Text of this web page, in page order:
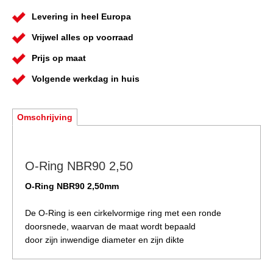
Levering in heel Europa
Vrijwel alles op voorraad
Prijs op maat
Volgende werkdag in huis
Omschrijving
O-Ring NBR90 2,50
O-Ring NBR90 2,50mm
De O-Ring is een cirkelvormige ring met een ronde
doorsnede, waarvan de maat wordt bepaald
door zijn inwendige diameter en zijn dikte